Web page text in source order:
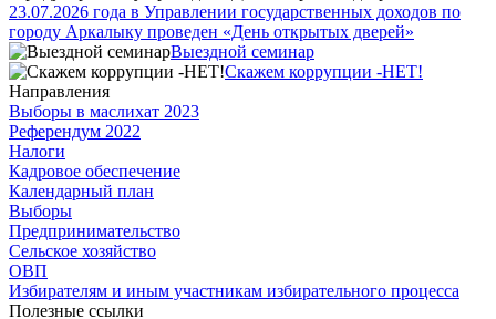
23.07.2026 года в Управлении государственных доходов по
городу Аркалыку проведен «День открытых дверей»
Выездной семинар
Скажем коррупции -НЕТ!
Направления
Выборы в маслихат 2023
Референдум 2022
Налоги
Кадровое обеспечение
Календарный план
Выборы
Предпринимательство
Сельское хозяйство
ОВП
Избирателям и иным участникам избирательного процесса
Полезные ссылки